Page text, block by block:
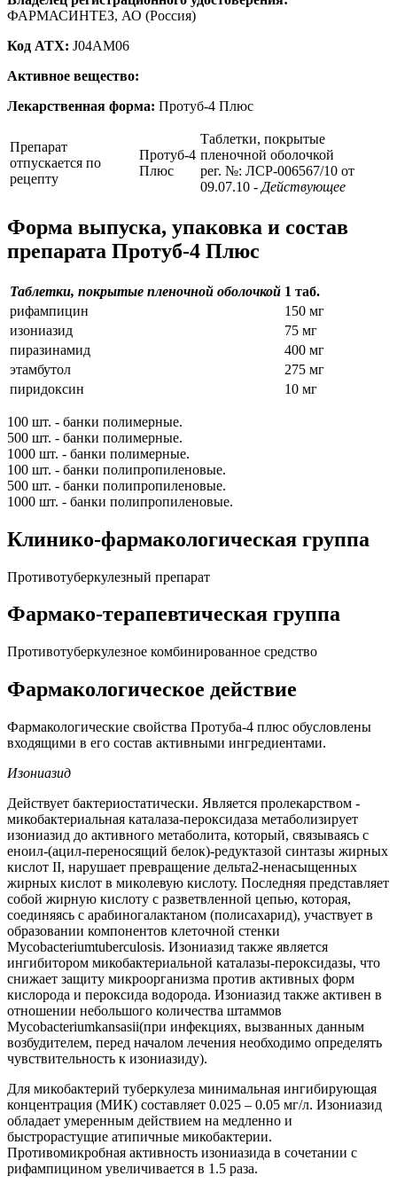
ФАРМАСИНТЕЗ, АО (Россия)
Код ATX: J04AM06
Активное вещество:
Лекарственная форма: Протуб-4 Плюс
Препарат
отпускается по
рецепту
Протуб-4
Плюс
Таблетки, покрытые
пленочной оболочкой
рег. №: ЛСР-006567/10 от
09.07.10 - Действующее
Форма выпуска, упаковка и состав
препарата Протуб-4 Плюс
Таблетки, покрытые пленочной оболочкой 1 таб.
рифампицин
150 мг
изониазид
75 мг
пиразинамид
400 мг
этамбутол
275 мг
пиридоксин
10 мг
100 шт. - банки полимерные.
500 шт. - банки полимерные.
1000 шт. - банки полимерные.
100 шт. - банки полипропиленовые.
500 шт. - банки полипропиленовые.
1000 шт. - банки полипропиленовые.
Клинико-фармакологическая группа
Противотуберкулезный препарат
Фармако-терапевтическая группа
Противотуберкулезное комбинированное средство
Фармакологическое действие
Фармакологические свойства Протуба-4 плюс обусловлены
входящими в его состав активными ингредиентами.
Изониазид
Действует бактериостатически. Является пролекарством -
микобактериальная каталаза-пероксидаза метаболизирует
изониазид до активного метаболита, который, связываясь с
еноил-(ацил-переносящий белок)-редуктазой синтазы жирных
кислот II, нарушает превращение дельта2-ненасыщенных
жирных кислот в миколевую кислоту. Последняя представляет
собой жирную кислоту с разветвленной цепью, которая,
соединяясь с арабиногалактаном (полисахарид), участвует в
образовании компонентов клеточной стенки
Mycobacteriumtuberculosis. Изониазид также является
ингибитором микобактериальной каталазы-пероксидазы, что
снижает защиту микроорганизма против активных форм
кислорода и пероксида водорода. Изониазид также активен в
отношении небольшого количества штаммов
Mycobacteriumkansasii(при инфекциях, вызванных данным
возбудителем, перед началом лечения необходимо определять
чувствительность к изониазиду).
Для микобактерий туберкулеза минимальная ингибирующая
концентрация (МИК) составляет 0.025 – 0.05 мг/л. Изониазид
обладает умеренным действием на медленно и
быстрорастущие атипичные микобактерии.
Противомикробная активность изониазида в сочетании с
рифампицином увеличивается в 1.5 раза.